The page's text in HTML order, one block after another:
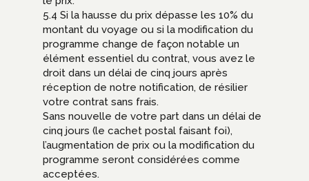
5.4 Si la hausse du prix dépasse les 10% du
montant du voyage ou si la modification du
programme change de façon notable un
élément essentiel du contrat, vous avez le
droit dans un délai de cinq jours après
réception de notre notification, de résilier
votre contrat sans frais.
Sans nouvelle de votre part dans un délai de
cinq jours (le cachet postal faisant foi),
l’augmentation de prix ou la modification du
programme seront considérées comme
acceptées.